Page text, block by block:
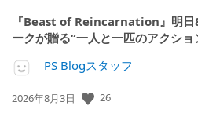
『Beast of Reincarnation』明日
ークが贈る“一人と一匹のアクショ
PS Blogスタッフ
公
2026年8月3日 26